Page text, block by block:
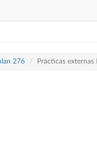
276 Prácticas externas II